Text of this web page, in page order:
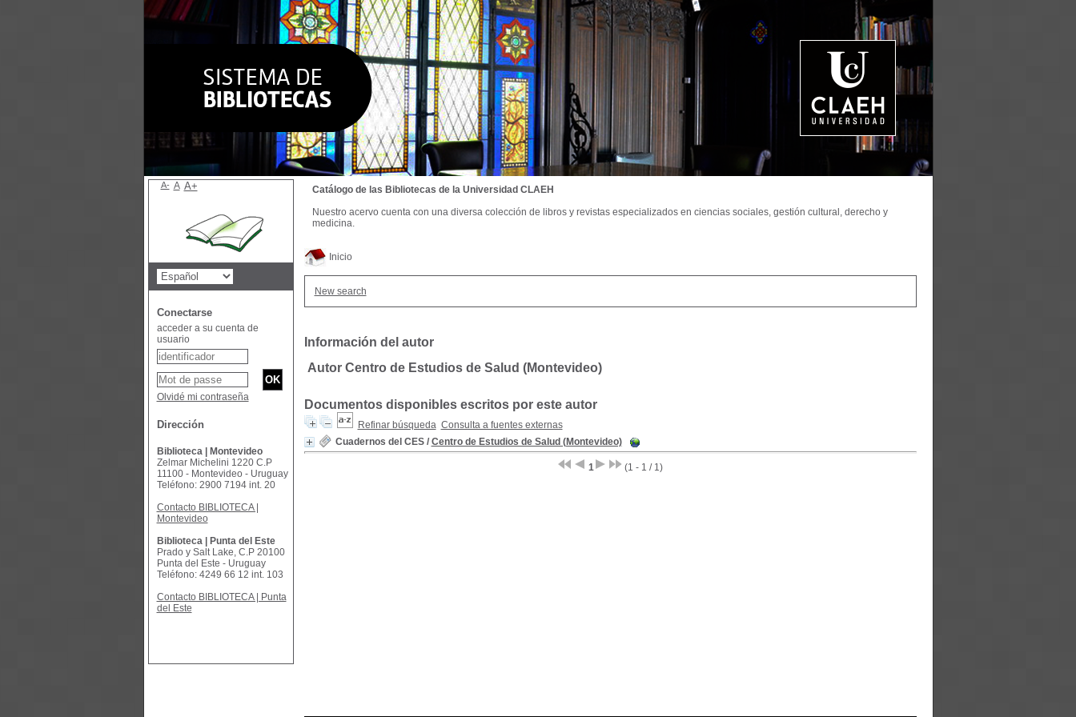
Inicio
New search
Información del autor
Autor Centro de Estudios de Salud (Montevideo)
Documentos disponibles escritos por este autor
Refinar búsqueda Consulta a fuentes externas
Cuadernos del CES/ Centro de Estudios de Salud (Montevideo)
1 (1 - 1 / 1)
Catálogo de las Bibliotecas de la Universidad CLAEH
Nuestro acervo cuenta con una diversa colección de libros y revistas especializados en ciencias sociales, gestión cultural, derecho y
medicina.
A- A A+
Conectarse
acceder a su cuenta de
usuario
Olvidé mi contraseña
Dirección
Biblioteca | Montevideo
Zelmar Michelini 1220 C.P
11100 - Montevideo - Uruguay
Teléfono: 2900 7194 int. 20
Contacto BIBLIOTECA |
Montevideo
Biblioteca | Punta del Este
Prado y Salt Lake, C.P 20100
Punta del Este - Uruguay
Teléfono: 4249 66 12 int. 103
Contacto BIBLIOTECA | Punta
del Este